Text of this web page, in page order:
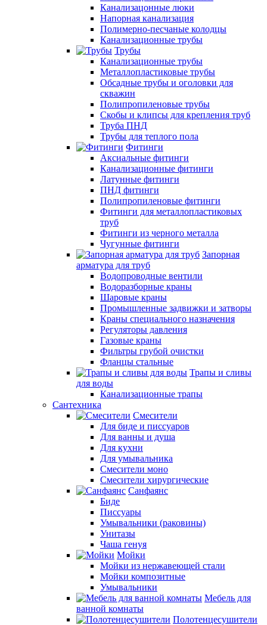
Канализацонные люки
Напорная канализация
Полимерно-песчаные колодцы
Канализационные трубы
Трубы
Канализационные трубы
Металлопластиковые трубы
Обсадные трубы и оголовки для
скважин
Полипропиленовые трубы
Скобы и клипсы для крепления труб
Труба ПНД
Трубы для теплого пола
Фитинги
Аксиальные фитинги
Канализационные фитинги
Латунные фитинги
ПНД фитинги
Полипропиленовые фитинги
Фитинги для металлопластиковых
труб
Фитинги из черного металла
Чугунные фитинги
Запорная
арматура для труб
Водопроводные вентили
Водоразборные краны
Шаровые краны
Промышленные задвижки и затворы
Краны специального назначения
Регуляторы давления
Газовые краны
Фильтры грубой очистки
Фланцы стальные
Трапы и сливы
для воды
Канализационные трапы
Сантехника
Смесители
Для биде и писсуаров
Для ванны и душа
Для кухни
Для умывальника
Смесители моно
Смесители хирургические
Санфаянс
Биде
Писсуары
Умывальники (раковины)
Унитазы
Чаша генуя
Мойки
Мойки из нержавеющей стали
Мойки композитные
Умывальники
Мебель для
ванной комнаты
Полотенцесушители